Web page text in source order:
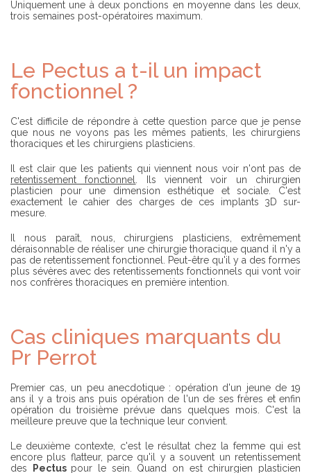
Uniquement une à deux ponctions en moyenne dans les deux,
trois semaines post-opératoires maximum.
Le Pectus a t-il un impact
fonctionnel ?
C'est difficile de répondre à cette question parce que je pense
que nous ne voyons pas les mêmes patients, les chirurgiens
thoraciques et les chirurgiens plasticiens.
Il est clair que les patients qui viennent nous voir n'ont pas de
retentissement fonctionnel
. Ils viennent voir un chirurgien
plasticien pour une dimension esthétique et sociale. C'est
exactement le cahier des charges de ces implants 3D sur-
mesure.
Il nous paraît, nous, chirurgiens plasticiens, extrêmement
déraisonnable de réaliser une chirurgie thoracique quand il n'y a
pas de retentissement fonctionnel. Peut-être qu'il y a des formes
plus sévères avec des retentissements fonctionnels qui vont voir
nos confrères thoraciques en première intention.
Cas cliniques marquants du
Pr Perrot
Premier cas, un peu anecdotique : opération d'un jeune de 19
ans il y a trois ans puis opération de l'un de ses frères et enfin
opération du troisième prévue dans quelques mois. C'est la
meilleure preuve que la technique leur convient.
Le deuxième contexte, c'est le résultat chez la femme qui est
encore plus flatteur, parce qu'il y a souvent un retentissement
des
Pectus pour le sein. Quand on est chirurgien plasticien